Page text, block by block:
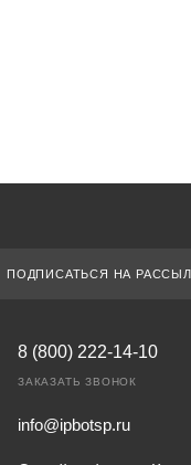
ПОДПИСАТЬСЯ НА
8 (800) 222-14-10
ЗАКАЗАТЬ ЗВОНОК
info@ipbotsp.ru